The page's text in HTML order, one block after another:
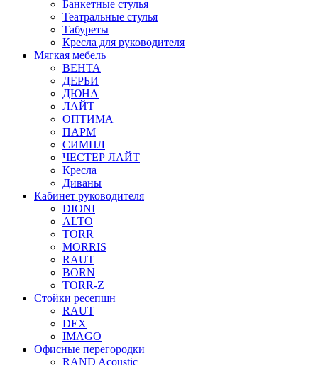
Банкетные стулья
Театральные стулья
Табуреты
Кресла для руководителя
Мягкая мебель
ВЕНТА
ДЕРБИ
ДЮНА
ЛАЙТ
ОПТИМА
ПАРМ
СИМПЛ
ЧЕСТЕР ЛАЙТ
Кресла
Диваны
Кабинет руководителя
DIONI
ALTO
TORR
MORRIS
RAUT
BORN
TORR-Z
Стойки ресепшн
RAUT
DEX
IMAGO
Офисные перегородки
RAND Acoustic